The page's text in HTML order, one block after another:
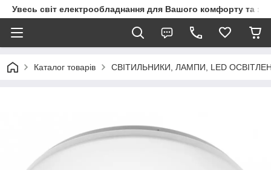
Увесь світ електрообладнання для Вашого комфорту та
Каталог товарів СВІТИЛЬНИКИ, ЛАМПИ, LED